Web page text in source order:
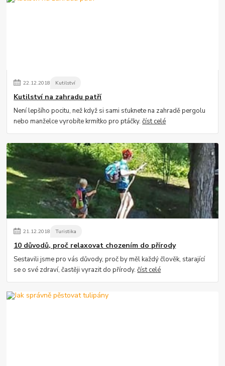
22.12.2018 Kutilství
Kutilství na zahradu patří
Není lepšího pocitu, než když si sami sťuknete na zahradě pergolu
nebo manželce vyrobíte krmítko pro ptáčky.číst celé
21.12.2018 Turistika
10 důvodů, proč relaxovat chozením do přírody
Sestavili jsme pro vás důvody, proč by měl každý člověk, starající
se o své zdraví, častěji vyrazit do přírody.číst celé